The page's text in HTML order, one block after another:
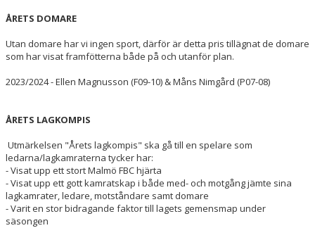
ÅRETS DOMARE
Utan domare har vi ingen sport, därför är detta pris tillägnat de domare
som har visat framfötterna både på och utanför plan.
2023/2024 - Ellen Magnusson (F09-10) & Måns Nimgård (P07-08)
ÅRETS LAGKOMPIS
Utmärkelsen "Årets lagkompis" ska gå till en spelare som
ledarna/lagkamraterna tycker har:
- Visat upp ett stort Malmö FBC hjärta
- Visat upp ett gott kamratskap i både med- och motgång jämte sina
lagkamrater, ledare, motståndare samt domare
- Varit en stor bidragande faktor till lagets gemensmap under
säsongen